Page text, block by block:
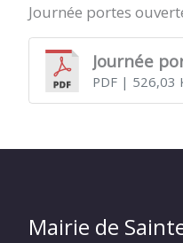
GEMME
Journée portes
Journée
PDF| 526,03
Mairie de